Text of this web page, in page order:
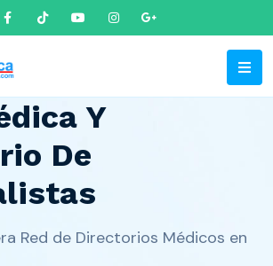
Aquí
Y
De
Red de Directorios Médicos en